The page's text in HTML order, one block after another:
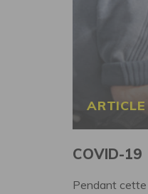
ARTICLE
COVID-19
Pendant cette